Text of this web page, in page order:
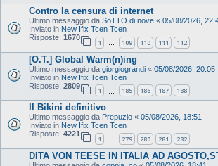
Contro la censura di internet
Ultimo messaggio da SoTTO di nove « 05/08/2026,
Inviato in New Ifix Tcen Tcen
Risposte: 1670
1 … 109 110 111 112
[O.T.] Global Warm(n)ing
Ultimo messaggio da giorgiograndi « 05/08/2026, 20:05
Inviato in New Ifix Tcen Tcen
Risposte: 2809
1 185 186 187 188
Il Bikini definitivo
Ultimo messaggio da Prepuzio « 05/08/2026, 18:51
Inviato in New Ifix Tcen Tcen
Risposte: 4221
1 … 279 280 281 282
DITA VON TEESE IN ITALIA AD